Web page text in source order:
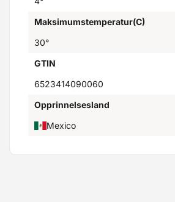
Maksimumstemperatur(C)
30°
GTIN
6523414090060
Opprinnelsesland
Mexico